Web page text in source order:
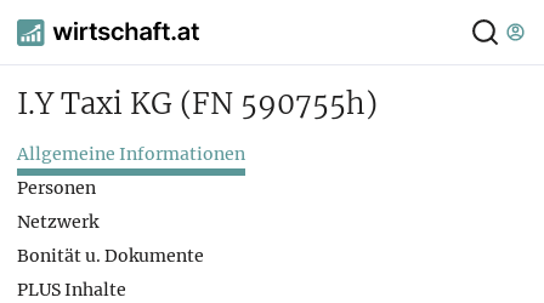
I.Y Taxi KG (FN 590755h)
Allgemeine Informationen
Personen
Netzwerk
Bonität u. Dokumente
PLUS Inhalte